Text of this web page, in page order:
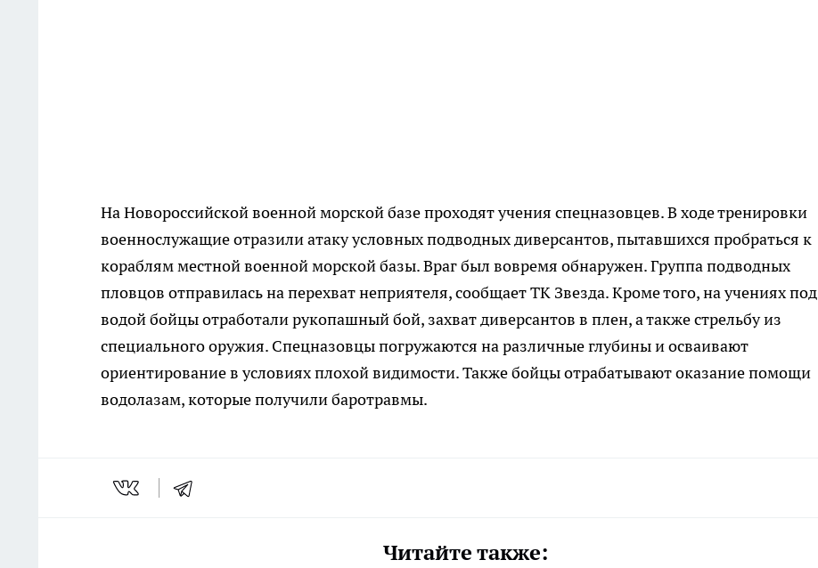
На Новороссийской военной морской базе проходят учения спецназовцев. В ходе тренировки
военнослужащие отразили атаку условных подводных диверсантов, пытавшихся пробраться к
кораблям местной военной морской базы. Враг был вовремя обнаружен. Группа подводных
пловцов отправилась на перехват неприятеля, сообщает ТК Звезда. Кроме того, на учениях под
водой бойцы отработали рукопашный бой, захват диверсантов в плен, а также стрельбу из
специального оружия. Спецназовцы погружаются на различные глубины и осваивают
ориентирование в условиях плохой видимости. Также бойцы отрабатывают оказание помощи
водолазам, которые получили баротравмы.
Читайте также: